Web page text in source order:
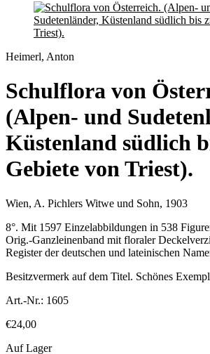
Heimerl, Anton
Schulflora von
(Alpen- und
Küstenland südlich
Gebiete von Triest).
Wien, A. Pichlers Witwe und Sohn, 1903
8°. Mit 1597 Einzelabbildungen in 538
Orig.-Ganzleinenband mit floraler
Register der deutschen und lateinischen
Besitzvermerk auf dem Titel. Schönes
Art.-Nr.: 1605
€24,00
Auf Lager